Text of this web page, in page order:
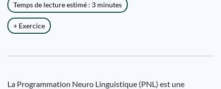
Temps de lecture estimé : 3 minutes
+ Exercice
La Programmation Neuro Linguistique (PNL) est une